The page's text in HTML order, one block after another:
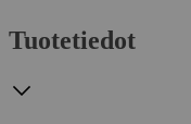
Tuotetiedot